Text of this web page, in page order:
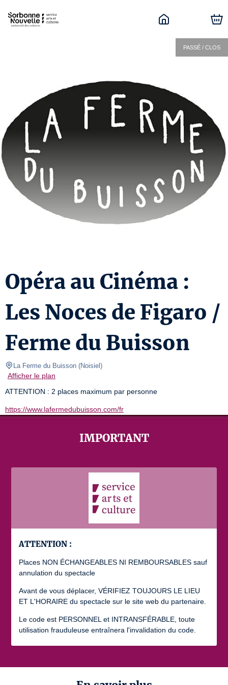
PASSÉ / CLOS
Opéra au Cinéma :
Les Noces de Figaro /
Ferme du Buisson
La Ferme du Buisson (Noisiel )
Afficher le plan
ATTENTION : 2 places maximum par personne
https://www.lafermedubuisson.com/fr
IMPORTANT
ATTENTION :
Places NON ÉCHANGEABLES NI REMBOURSABLES sauf
annulation du spectacle
Avant de vous déplacer, VÉRIFIEZ TOUJOURS LE LIEU
ET L'HORAIRE du spectacle sur le site web du partenaire.
Le code est PERSONNEL et INTRANSFÉRABLE, toute
utilisation frauduleuse entraînera l'invalidation du code.